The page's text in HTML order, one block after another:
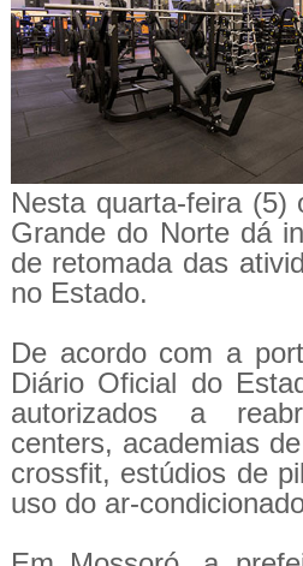
Nesta quarta-feira (5)
Grande do Norte dá
de retomada das
no Estado.
De acordo com a
Diário Oficial do
autorizados a
centers, academias
crossfit, estúdios de
uso do ar-